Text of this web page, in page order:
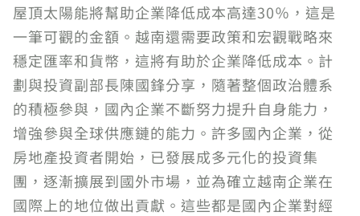
屋頂太陽能將幫助企業降低成本高達30％，這是
一筆可觀的金額。越南還需要政策和宏觀戰略來
穩定匯率和貨幣，這將有助於企業降低成本。計
劃與投資副部長陳國鋒分享，隨著整個政治體系
的積極參與，國內企業不斷努力提升自身能力，
增強參與全球供應鏈的能力。許多國內企業，從
房地產投資者開始，已發展成多元化的投資集
團，逐漸擴展到國外市場，並為確立越南企業在
國際上的地位做出貢獻。這些都是國內企業對經